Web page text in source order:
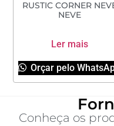
RUSTIC CORNER
NEVE
Ler mais
Orçar pelo
Conheça os